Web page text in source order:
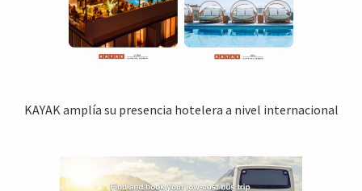
KAYAK amplía su presencia hotelera a nivel internacional